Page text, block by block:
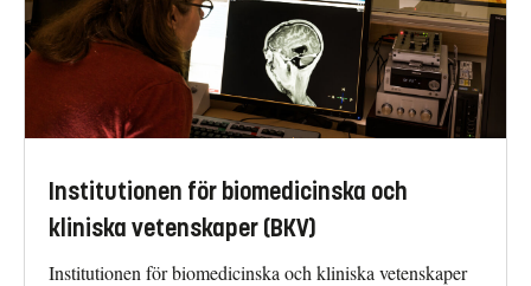
Institutionen för biomedicinska och
kliniska vetenskaper (BKV)
Institutionen för biomedicinska och kliniska vetenskaper